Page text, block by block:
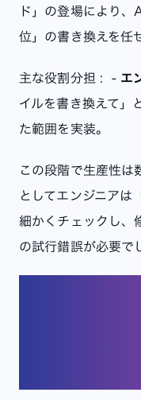
ド」の登場により
位」の書き換えを任
主な役割分担 : - エ
イルを書き換えて」
た範囲を実装。
この段階で生産性
としてエンジニア
細かくチェックし、
の試行錯誤が必要で